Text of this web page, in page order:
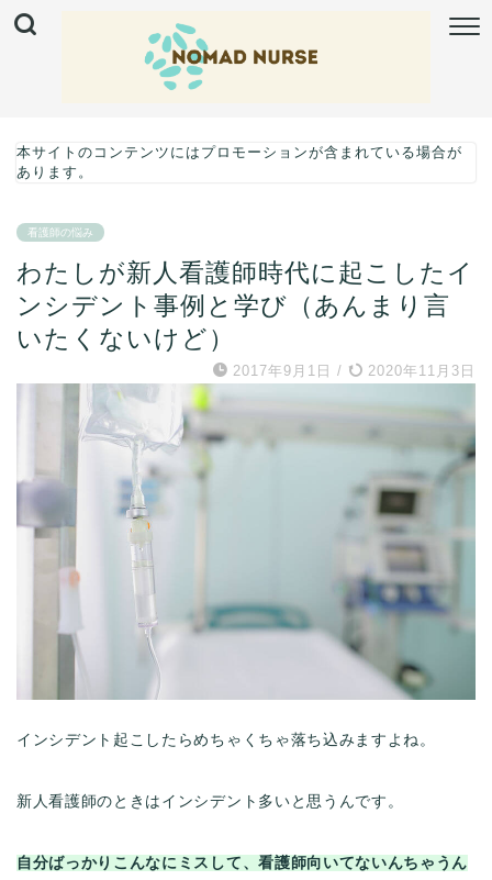
本サイトのコンテンツにはプロモーションが含まれている場合が
あります。
看護師の悩み
わたしが新人看護師時代に起こしたイ
ンシデント事例と学び（あんまり言
いたくないけど）
2017年9月1日 / 2020年11月3日
インシデント起こしたらめちゃくちゃ落ち込みますよね。
新人看護師のときはインシデント多いと思うんです。
自分ばっかりこんなにミスして、看護師向いてないんちゃうん